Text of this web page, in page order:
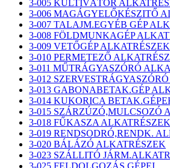
3-005 KULTIVÁTOR
3-006 MAGÁGYELŐKÉSZITŐ
3-007 TALAJM.EGYÉB GÉP
3-008 FÖLDMUNKAGÉP
3-009 VETŐGÉP ALKATRÉSZEK
3-010 PERMETEZŐ
3-011 MŰTRÁGYASZÓRÓ
3-012
3-013 GABONABETAK.GÉP
3-014 KUKORICA
3-015 SZÁRZÚZÓ,MULCSOZÓ
3-018 FŰKASZA ALKATRÉSZEK
3-019 RENDSODRÓ,RENDK.
3-020 BÁLÁZÓ ALKATRÉSZEK
3-023 SZÁLLITÓ
3-025 FELDOLGOZÁS GÉPEI